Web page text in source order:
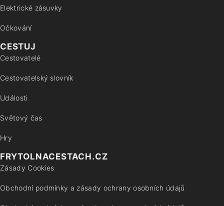
Elektrické zásuvky
Očkování
CESTUJ
Cestovatelé
Cestovatelský slovník
Události
Světový čas
Hry
FRYTOLNACESTACH.CZ
Zásady Cookies
Obchodní podmínky a zásady ochrany osobních údajů